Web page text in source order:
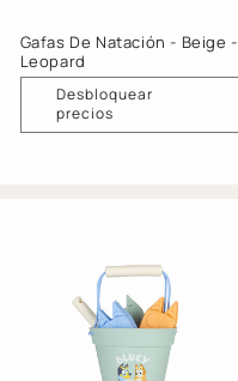
Gafas De Natación - Beige -
Leopard
Desbloquear
precios